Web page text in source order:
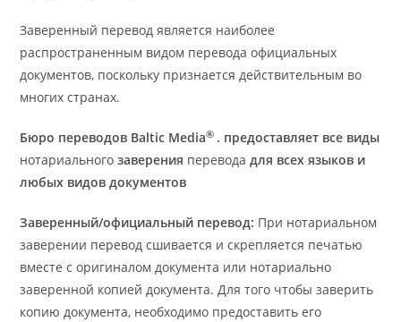
Заверенный перевод является наиболее
распространенным видом перевода официальных
документов, поскольку признается действительным во
многих странах.
Бюро переводов Baltic Media® . предоставляет все виды
нотариального заверения перевода для всех языков и
любых видов документов
Заверенный/официальный перевод: При нотариальном
заверении перевод сшивается и скрепляется печатью
вместе с оригиналом документа или нотариально
заверенной копией документа. Для того чтобы заверить
копию документа, необходимо предоставить его